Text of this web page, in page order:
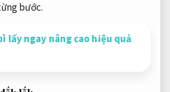
bước.
lấy ngay nâng cao hiệu quả